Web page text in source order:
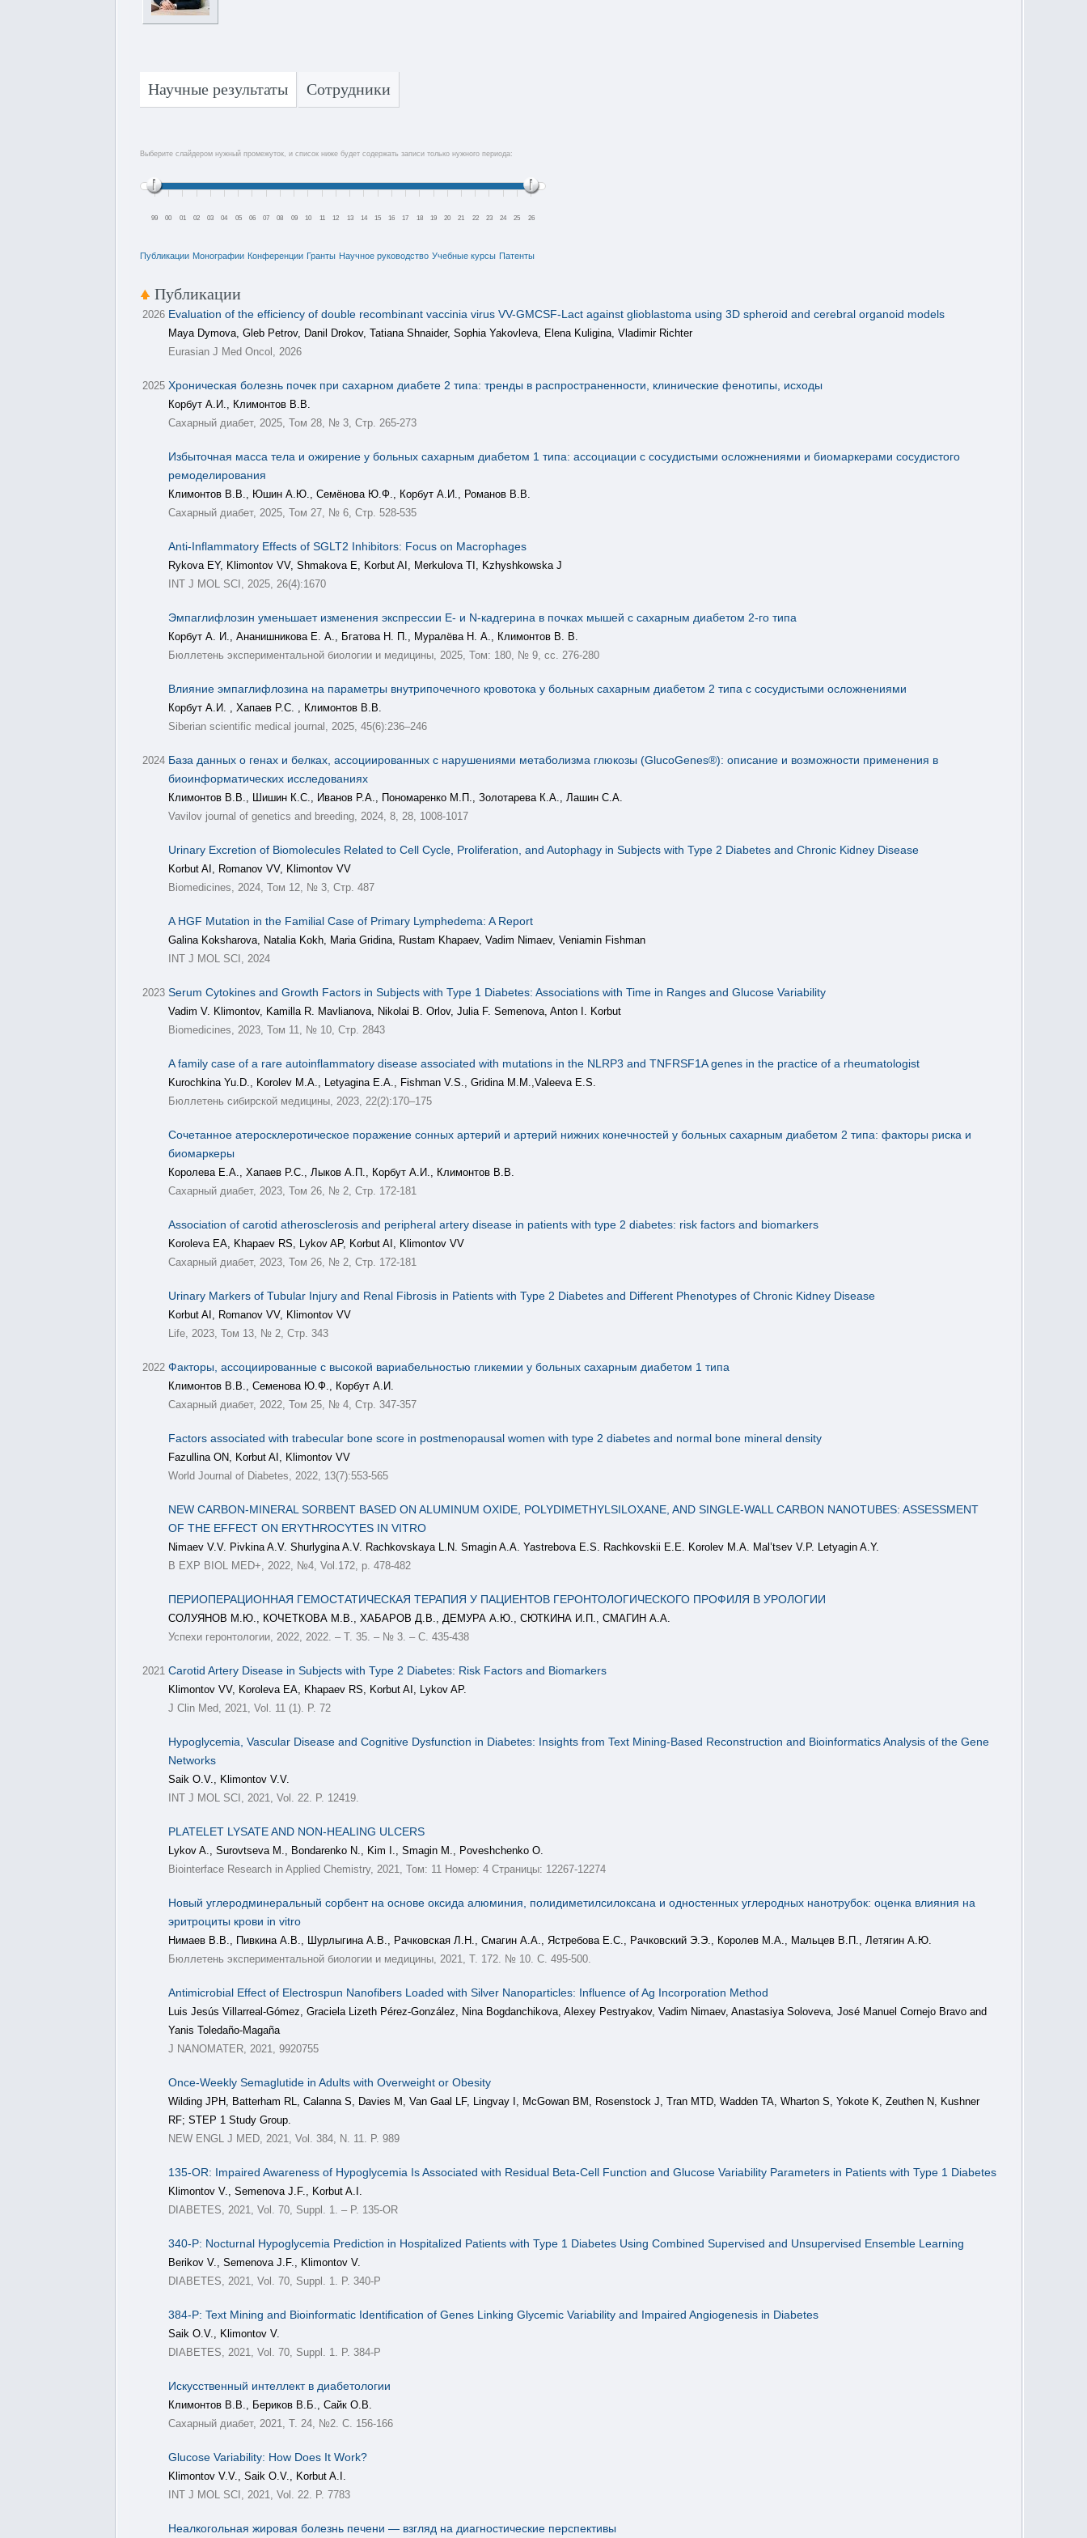
Научные результаты Сотрудники
Выберите слайдером нужный промежуток, и список ниже будет содержать записи только нужного периода:
99 00 01 02 03 04 05 06 07 08 09 10 11 12 13 14 15 16 17 18 19 20 21 22 23 24 25 26
Публикации Монографии Конференции Гранты Научное руководство Учебные курсы Патенты
Публикации
2026 Evaluation of the efficiency of double recombinant vaccinia virus VV-GMCSF-Lact against glioblastoma using 3D spheroid and cerebral organoid models
Maya Dymova, Gleb Petrov, Danil Drokov, Tatiana Shnaider, Sophia Yakovleva, Elena Kuligina, Vladimir Richter
Eurasian J Med Oncol, 2026
2025 Хроническая болезнь почек при сахарном диабете 2 типа: тренды в распространенности, клинические фенотипы, исходы
Корбут А.И., Климонтов В.В.
Сахарный диабет, 2025, Том 28, № 3, Стр. 265-273
Избыточная масса тела и ожирение у больных сахарным диабетом 1 типа: ассоциации с сосудистыми осложнениями и биомаркерами сосудистого
ремоделирования
Климонтов В.В., Юшин А.Ю., Семёнова Ю.Ф., Корбут А.И., Романов В.В.
Сахарный диабет, 2025, Том 27, № 6, Стр. 528-535
Anti-Inflammatory Effects of SGLT2 Inhibitors: Focus on Macrophages
Rykova EY, Klimontov VV, Shmakova E, Korbut AI, Merkulova TI, Kzhyshkowska J
INT J MOL SCI, 2025, 26(4):1670
Эмпаглифлозин уменьшает изменения экспрессии E- и N-кадгерина в почках мышей с сахарным диабетом 2-го типа
Корбут А. И., Ананишникова Е. А., Бгатова Н. П., Муралёва Н. А., Климонтов В. В.
Бюллетень экспериментальной биологии и медицины, 2025, Том: 180, № 9, сс. 276-280
Влияние эмпаглифлозина на параметры внутрипочечного кровотока у больных сахарным диабетом 2 типа с сосудистыми осложнениями
Корбут А.И. , Хапаев Р.С. , Климонтов В.В.
Siberian scientific medical journal, 2025, 45(6):236–246
2024 База данных о генах и белках, ассоциированных с нарушениями метаболизма глюкозы (GlucoGenes®): описание и возможности применения в
биоинформатических исследованиях
Климонтов В.В., Шишин К.С., Иванов Р.А., Пономаренко М.П., Золотарева К.А., Лашин С.А.
Vavilov journal of genetics and breeding, 2024, 8, 28, 1008-1017
Urinary Excretion of Biomolecules Related to Cell Cycle, Proliferation, and Autophagy in Subjects with Type 2 Diabetes and Chronic Kidney Disease
Korbut AI, Romanov VV, Klimontov VV
Biomedicines, 2024, Том 12, № 3, Стр. 487
A HGF Mutation in the Familial Case of Primary Lymphedema: A Report
Galina Koksharova, Natalia Kokh, Maria Gridina, Rustam Khapaev, Vadim Nimaev, Veniamin Fishman
INT J MOL SCI, 2024
2023 Serum Cytokines and Growth Factors in Subjects with Type 1 Diabetes: Associations with Time in Ranges and Glucose Variability
Vadim V. Klimontov, Kamilla R. Mavlianova, Nikolai B. Orlov, Julia F. Semenova, Anton I. Korbut
Biomedicines, 2023, Том 11, № 10, Стр. 2843
A family case of a rare autoinflammatory disease associated with mutations in the NLRP3 and TNFRSF1A genes in the practice of a rheumatologist
Kurochkina Yu.D., Korolev M.A., Letyagina E.A., Fishman V.S., Gridina M.M.,Valeeva E.S.
Бюллетень сибирской медицины, 2023, 22(2):170–175
Сочетанное атеросклеротическое поражение сонных артерий и артерий нижних конечностей у больных сахарным диабетом 2 типа: факторы риска и
биомаркеры
Королева Е.А., Хапаев Р.С., Лыков А.П., Корбут А.И., Климонтов В.В.
Сахарный диабет, 2023, Том 26, № 2, Стр. 172-181
Association of carotid atherosclerosis and peripheral artery disease in patients with type 2 diabetes: risk factors and biomarkers
Koroleva EA, Khapaev RS, Lykov AP, Korbut AI, Klimontov VV
Сахарный диабет, 2023, Том 26, № 2, Стр. 172-181
Urinary Markers of Tubular Injury and Renal Fibrosis in Patients with Type 2 Diabetes and Different Phenotypes of Chronic Kidney Disease
Korbut AI, Romanov VV, Klimontov VV
Life, 2023, Том 13, № 2, Стр. 343
2022 Факторы, ассоциированные с высокой вариабельностью гликемии у больных сахарным диабетом 1 типа
Климонтов В.В., Семенова Ю.Ф., Корбут А.И.
Сахарный диабет, 2022, Том 25, № 4, Стр. 347-357
Factors associated with trabecular bone score in postmenopausal women with type 2 diabetes and normal bone mineral density
Fazullina ON, Korbut AI, Klimontov VV
World Journal of Diabetes, 2022, 13(7):553-565
NEW CARBON-MINERAL SORBENT BASED ON ALUMINUM OXIDE, POLYDIMETHYLSILOXANE, AND SINGLE-WALL CARBON NANOTUBES: ASSESSMENT
OF THE EFFECT ON ERYTHROCYTES IN VITRO
Nimaev V.V. Pivkina A.V. Shurlygina A.V. Rachkovskaya L.N. Smagin A.A. Yastrebova E.S. Rachkovskii E.E. Korolev M.A. Mal’tsev V.P. Letyagin A.Y.
B EXP BIOL MED+, 2022, №4, Vol.172, p. 478-482
ПЕРИОПЕРАЦИОННАЯ ГЕМОСТАТИЧЕСКАЯ ТЕРАПИЯ У ПАЦИЕНТОВ ГЕРОНТОЛОГИЧЕСКОГО ПРОФИЛЯ В УРОЛОГИИ
СОЛУЯНОВ М.Ю., КОЧЕТКОВА М.В., ХАБАРОВ Д.В., ДЕМУРА А.Ю., СЮТКИНА И.П., СМАГИН А.А.
Успехи геронтологии, 2022, 2022. – Т. 35. – № 3. – С. 435-438
2021 Carotid Artery Disease in Subjects with Type 2 Diabetes: Risk Factors and Biomarkers
Klimontov VV, Koroleva EA, Khapaev RS, Korbut AI, Lykov AP.
J Clin Med, 2021, Vol. 11 (1). P. 72
Hypoglycemia, Vascular Disease and Cognitive Dysfunction in Diabetes: Insights from Text Mining-Based Reconstruction and Bioinformatics Analysis of the Gene
Networks
Saik O.V., Klimontov V.V.
INT J MOL SCI, 2021, Vol. 22. P. 12419.
PLATELET LYSATE AND NON-HEALING ULCERS
Lykov A., Surovtseva M., Bondarenko N., Kim I., Smagin M., Poveshchenko O.
Biointerface Research in Applied Chemistry, 2021, Том: 11 Номер: 4 Страницы: 12267-12274
Новый углеродминеральный сорбент на основе оксида алюминия, полидиметилсилоксана и одностенных углеродных нанотрубок: оценка влияния на
эритроциты крови in vitro
Нимаев В.В., Пивкина А.В., Шурлыгина А.В., Рачковская Л.Н., Смагин А.А., Ястребова Е.С., Рачковский Э.Э., Королев М.А., Мальцев В.П., Летягин А.Ю.
Бюллетень экспериментальной биологии и медицины, 2021, Т. 172. № 10. С. 495-500.
Antimicrobial Effect of Electrospun Nanofibers Loaded with Silver Nanoparticles: Influence of Ag Incorporation Method
Luis Jesús Villarreal-Gómez, Graciela Lizeth Pérez-González, Nina Bogdanchikova, Alexey Pestryakov, Vadim Nimaev, Anastasiya Soloveva, José Manuel Cornejo Bravo and
Yanis Toledaño-Magaña
J NANOMATER, 2021, 9920755
Once-Weekly Semaglutide in Adults with Overweight or Obesity
Wilding JPH, Batterham RL, Calanna S, Davies M, Van Gaal LF, Lingvay I, McGowan BM, Rosenstock J, Tran MTD, Wadden TA, Wharton S, Yokote K, Zeuthen N, Kushner
RF; STEP 1 Study Group.
NEW ENGL J MED, 2021, Vol. 384, N. 11. P. 989
135-OR: Impaired Awareness of Hypoglycemia Is Associated with Residual Beta-Cell Function and Glucose Variability Parameters in Patients with Type 1 Diabetes
Klimontov V., Semenova J.F., Korbut A.I.
DIABETES, 2021, Vol. 70, Suppl. 1. – P. 135-OR
340-P: Nocturnal Hypoglycemia Prediction in Hospitalized Patients with Type 1 Diabetes Using Combined Supervised and Unsupervised Ensemble Learning
Berikov V., Semenova J.F., Klimontov V.
DIABETES, 2021, Vol. 70, Suppl. 1. P. 340-P
384-P: Text Mining and Bioinformatic Identification of Genes Linking Glycemic Variability and Impaired Angiogenesis in Diabetes
Saik O.V., Klimontov V.
DIABETES, 2021, Vol. 70, Suppl. 1. P. 384-P
Искусственный интеллект в диабетологии
Климонтов В.В., Бериков В.Б., Сайк О.В.
Сахарный диабет, 2021, Т. 24, №2. С. 156-166
Glucose Variability: How Does It Work?
Klimontov V.V., Saik O.V., Korbut A.I.
INT J MOL SCI, 2021, Vol. 22. P. 7783
Неалкогольная жировая болезнь печени — взгляд на диагностичеcкие перспективы